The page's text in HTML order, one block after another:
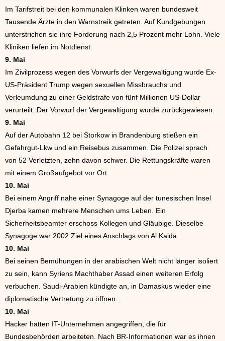
Im Tarifstreit bei den kommunalen Klinken waren bundesweit
Tausende Ärzte in den Warnstreik getreten. Auf Kundgebungen
unterstrichen sie ihre Forderung nach 2,5 Prozent mehr Lohn. Viele
Kliniken liefen im Notdienst.
9. Mai
Im Zivilprozess wegen des Vorwurfs der Vergewaltigung wurde Ex-
US-Präsident Trump wegen sexuellen Missbrauchs und
Verleumdung zu einer Geldstrafe von fünf Millionen US-Dollar
verurteilt. Der Vorwurf der Vergewaltigung wurde zurückgewiesen.
9. Mai
Auf der Autobahn 12 bei Storkow in Brandenburg stießen ein
Gefahrgut-Lkw und ein Reisebus zusammen. Die Polizei sprach
von 52 Verletzten, zehn davon schwer. Die Rettungskräfte waren
mit einem Großaufgebot vor Ort.
10. Mai
Bei einem Angriff nahe einer Synagoge auf der tunesischen Insel
Djerba kamen mehrere Menschen ums Leben. Ein
Sicherheitsbeamter erschoss Kollegen und Gläubige. Dieselbe
Synagoge war 2002 Ziel eines Anschlags von Al Kaida.
10. Mai
Bei seinen Bemühungen in der arabischen Welt nicht länger isoliert
zu sein, kann Syriens Machthaber Assad einen weiteren Erfolg
verbuchen. Saudi-Arabien kündigte an, in Damaskus wieder eine
diplomatische Vertretung zu öffnen.
10. Mai
Hacker hatten IT-Unternehmen angegriffen, die für
Bundesbehörden arbeiteten. Nach BR-Informationen war es ihnen